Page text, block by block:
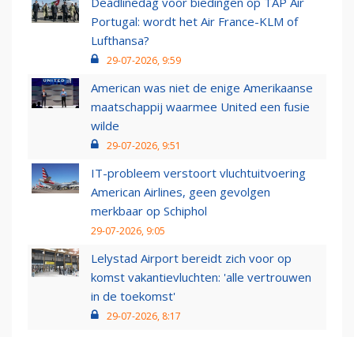
Portugal: wordt het Air France-KLM of
Lufthansa?
29-07-2026, 9:59
American was niet de enige Amerikaanse
maatschappij waarmee United een fusie
wilde
29-07-2026, 9:51
IT-probleem verstoort vluchtuitvoering
American Airlines, geen gevolgen
merkbaar op Schiphol
29-07-2026, 9:05
Lelystad Airport bereidt zich voor op
komst vakantievluchten: 'alle vertrouwen
in de toekomst'
29-07-2026, 8:17